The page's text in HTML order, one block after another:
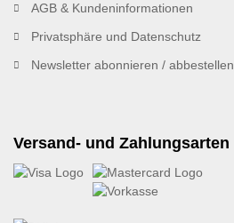
AGB & Kundeninformationen
Privatsphäre und Datenschutz
Newsletter abonnieren / abbestellen
Versand- und Zahlungsarten